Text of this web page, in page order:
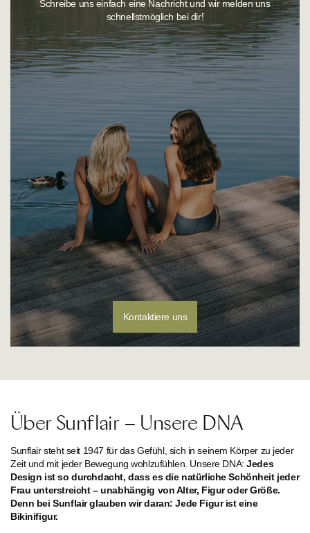
Schreibe uns einfach eine Nachricht und wir melden uns
schnellstmöglich bei dir!
Kontaktiere uns
Bademode an, abgestimmt auf unterschiedlichste Bedürfnisse.
Über Sunflair – Unsere DNA
Sunflair steht seit 1947 für das Gefühl, sich in seinem Körper zu jeder
Zeit und mit jeder Bewegung wohlzufühlen. Unsere DNA:Jedes
Design ist so durchdacht, dass es die natürliche Schönheit jeder
Frau unterstreicht – unabhängig von Alter, Figur oder Größe.
Denn bei Sunflair glauben wir daran: Jede Figur ist eine
Bikinifigur.